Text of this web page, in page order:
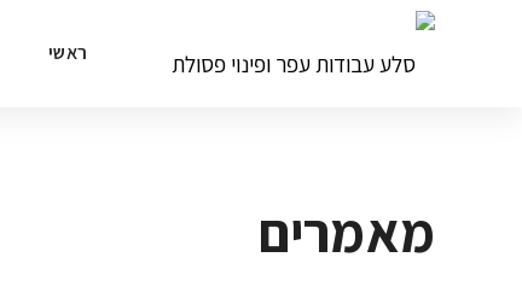
ראשי
מאמרים